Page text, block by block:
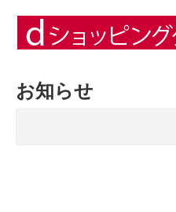
お知らせ